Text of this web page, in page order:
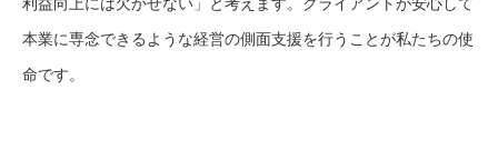
本業に専念できるような経営の側面支援を行うことが私たちの使
命です。